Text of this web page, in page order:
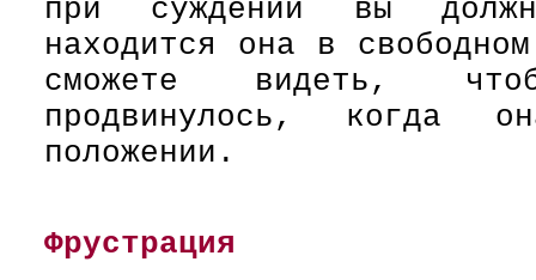
при суждении вы
находится она в
сможете видеть,
продвинулось, когда
положении.
Фрустрация